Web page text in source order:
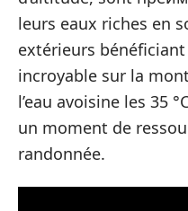
leurs eaux riches en
extérieurs bénéficiant
incroyable sur la
l’eau avoisine les 35
un moment de
randonnée.